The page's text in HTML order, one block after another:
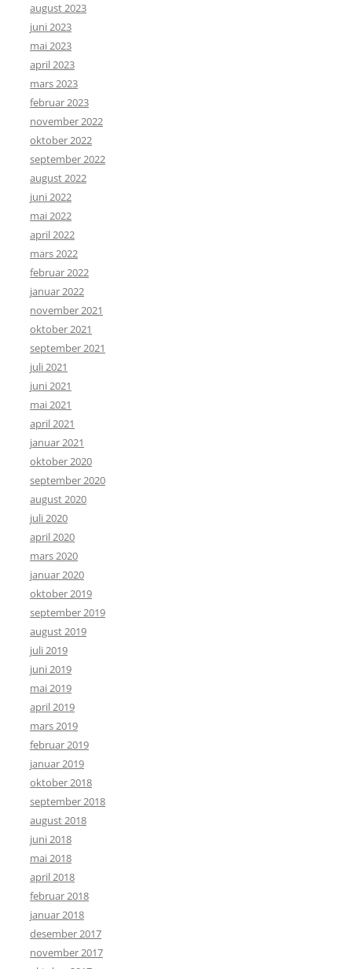
august 2023
juni 2023
mai 2023
april 2023
mars 2023
februar 2023
november 2022
oktober 2022
september 2022
august 2022
juni 2022
mai 2022
april 2022
mars 2022
februar 2022
januar 2022
november 2021
oktober 2021
september 2021
juli 2021
juni 2021
mai 2021
april 2021
januar 2021
oktober 2020
september 2020
august 2020
juli 2020
april 2020
mars 2020
januar 2020
oktober 2019
september 2019
august 2019
juli 2019
juni 2019
mai 2019
april 2019
mars 2019
februar 2019
januar 2019
oktober 2018
september 2018
august 2018
juni 2018
mai 2018
april 2018
februar 2018
januar 2018
desember 2017
november 2017